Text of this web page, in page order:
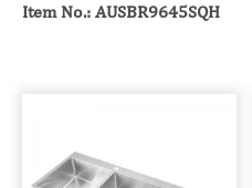
Item No.: AUSBR9645SQH